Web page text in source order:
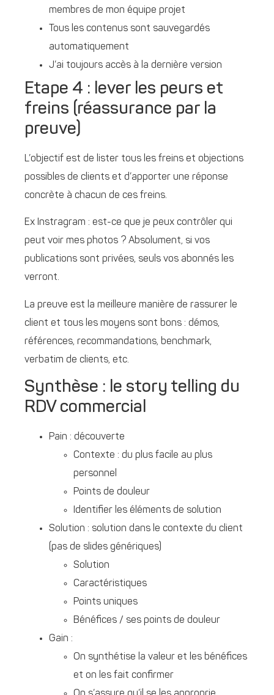
membres de mon équipe projet
Tous les contenus sont sauvegardés
automatiquement
J’ai toujours accès à la dernière version
Etape 4 : lever les peurs et
freins (réassurance par la
preuve)
L’objectif est de lister tous les freins et objections
possibles de clients et d’apporter une réponse
concrète à chacun de ces freins.
Ex Instragram : est-ce que je peux contrôler qui
peut voir mes photos ? Absolument, si vos
publications sont privées, seuls vos abonnés les
verront.
La preuve est la meilleure manière de rassurer le
client et tous les moyens sont bons : démos,
références, recommandations, benchmark,
verbatim de clients, etc.
Synthèse : le story telling du
RDV commercial
Pain : découverte
Contexte : du plus facile au plus
personnel
Points de douleur
Identifier les éléments de solution
Solution : solution dans le contexte du client
(pas de slides génériques)
Solution
Caractéristiques
Points uniques
Bénéfices / ses points de douleur
Gain :
On synthétise la valeur et les bénéfices
et on les fait confirmer